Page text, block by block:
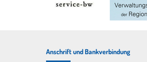
Anschrift und Bankverbindung